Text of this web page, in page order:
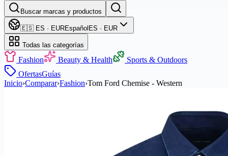
Buscar marcas y productos
🇪🇸 ES · EUREspañol ES · EUR
Todas las categorías
Fashion Beauty & Health
Sports & Outdoors
OfertasGuías
Inicio›Comparar›Fashion›Tom Ford Chemise - Western